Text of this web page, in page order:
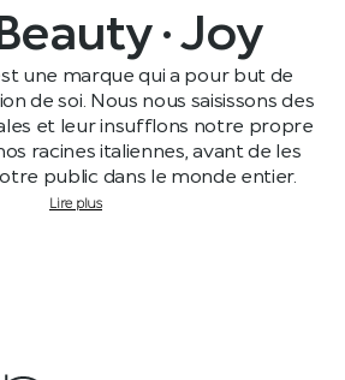
· Joy
une marque qui a pour but de
de soi. Nous nous saisissons des
et leur insufflons notre propre
racines italiennes, avant de les
public dans le monde entier.
Lire plus